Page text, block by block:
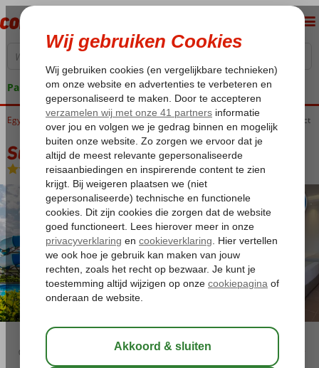
Pakketgarantie
Home
Egypte Rode Zee Hurghada Hurghada-Stad Sunrise Aqua Joy Resort Select
Sunrise Aqua Joy Resort Select
All Inclusive- Hotel
04:50 aug 34°C